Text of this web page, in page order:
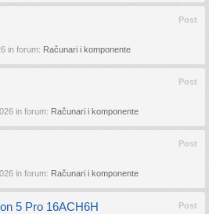
Post
in forum: Računari i komponente
Post
in forum: Računari i komponente
Post
in forum: Računari i komponente
Post
5 Pro 16ACH6H